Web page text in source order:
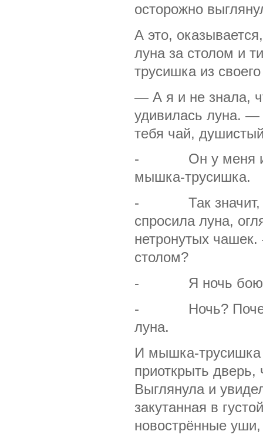
осторожно
А это,
луна за столом и
трусишка из
— А я и не знала,
удивилась луна. —
тебя чай,
- Он у меня
мышка-трусишка.
- Так значит, у
спросила луна,
нетронутых
столом?
- Я ночь боюсь,
- Ночь? Почему
луна.
И мышка-трусишка
приоткрыть дверь,
Выглянула и
закутанная в
новострённые